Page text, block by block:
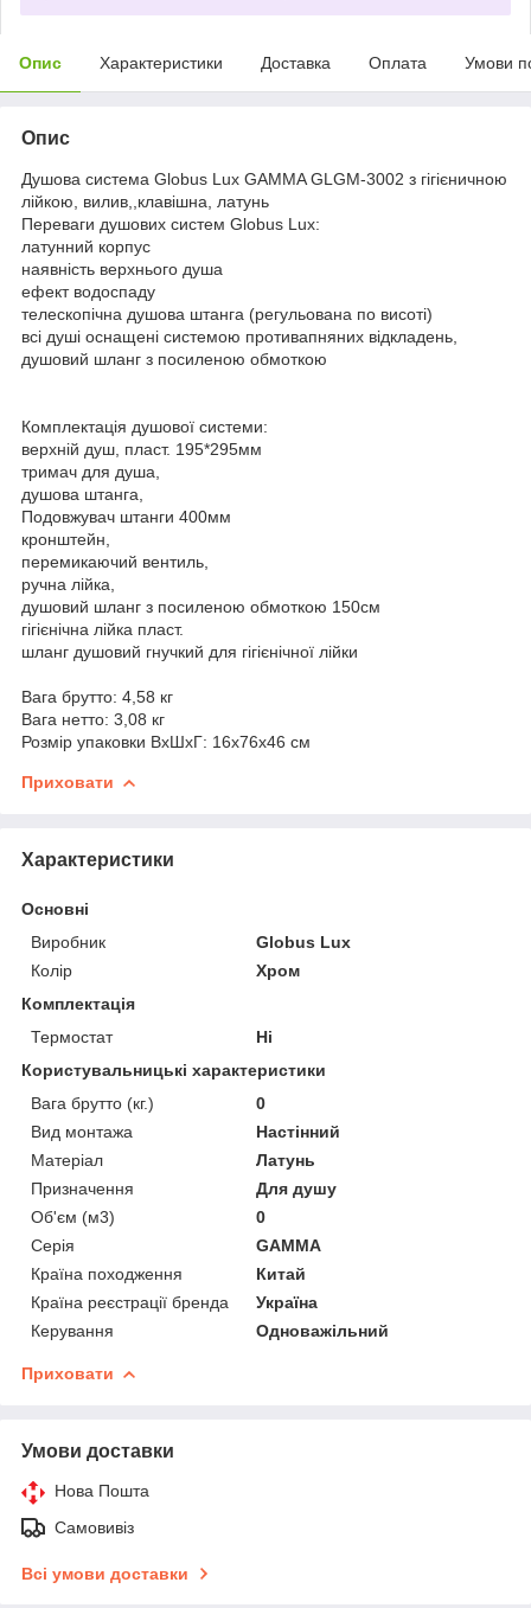
Опис Характеристики Доставка Оплата Умови
Опис
Душова система Globus Lux GAMMA GLGM-3002 з гігієничною
лійкою, вилив,,клавішна, латунь
Переваги душових систем Globus Lux:
латунний корпус
наявність верхнього душа
ефект водоспаду
телескопічна душова штанга (регульована по висоті)
всі душі оснащені системою противапняних відкладень,
душовий шланг з посиленою обмоткою
Комплектація душової системи:
верхній душ, пласт. 195*295мм
тримач для душа,
душова штанга,
Подовжувач штанги 400мм
кронштейн,
перемикаючий вентиль,
ручна лійка,
душовий шланг з посиленою обмоткою 150см
гігієнічна лійка пласт.
шланг душовий гнучкий для гігієнічної лійки
Вага брутто: 4,58 кг
Вага нетто: 3,08 кг
Розмір упаковки ВхШхГ: 16х76х46 см
Приховати
Характеристики
Основні
Виробник
Globus Lux
Колір
Хром
Комплектація
Термостат
Ні
Користувальницькі характеристики
Вага брутто (кг.)
0
Вид монтажа
Настінний
Матеріал
Латунь
Призначення
Для душу
Об'єм (м3)
0
Серія
GAMMA
Країна походження
Китай
Країна реєстрації бренда
Україна
Керування
Одноважільний
Приховати
Умови доставки
Нова Пошта
Самовивіз
Всі умови доставки